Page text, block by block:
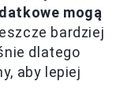
mogą
bardziej
dlatego
aby lepiej